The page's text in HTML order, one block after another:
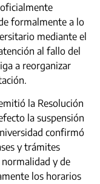
formalmente a lo
mediante el
al fallo del
a reorganizar
la Resolución
la suspensión
confirmó
y trámites
y de
los horarios